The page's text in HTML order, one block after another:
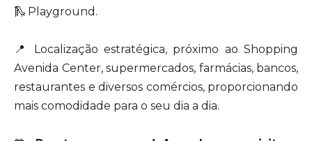
🛝 Playground.
📍 Localização estratégica, próximo ao Shopping
Avenida Center, supermercados, farmácias, bancos,
restaurantes e diversos comércios, proporcionando
mais comodidade para o seu dia a dia.